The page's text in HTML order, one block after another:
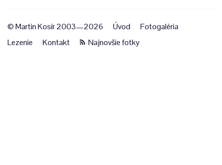
© Martin Kosír 2003—2026 Úvod
Fotogaléria
Lezenie
Kontakt Najnovšie fotky